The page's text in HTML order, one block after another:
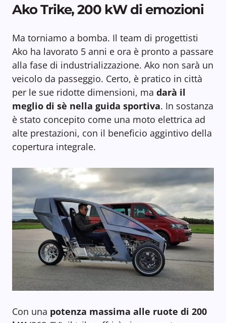
Ako Trike, 200 kW di emozioni
Ma torniamo a bomba. Il team di progettisti
Ako ha lavorato 5 anni e ora è pronto a passare
alla fase di industrializzazione. Ako non sarà un
veicolo da passeggio. Certo, è pratico in città
per le sue ridotte dimensioni, ma darà il
meglio di sè nella guida sportiva. In sostanza
è stato concepito come una moto elettrica ad
alte prestazioni, con il beneficio aggintivo della
copertura integrale.
Con una potenza massima alle ruote di 200